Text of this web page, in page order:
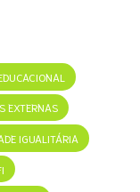
EXTERNAS
IGUALITÁRIA